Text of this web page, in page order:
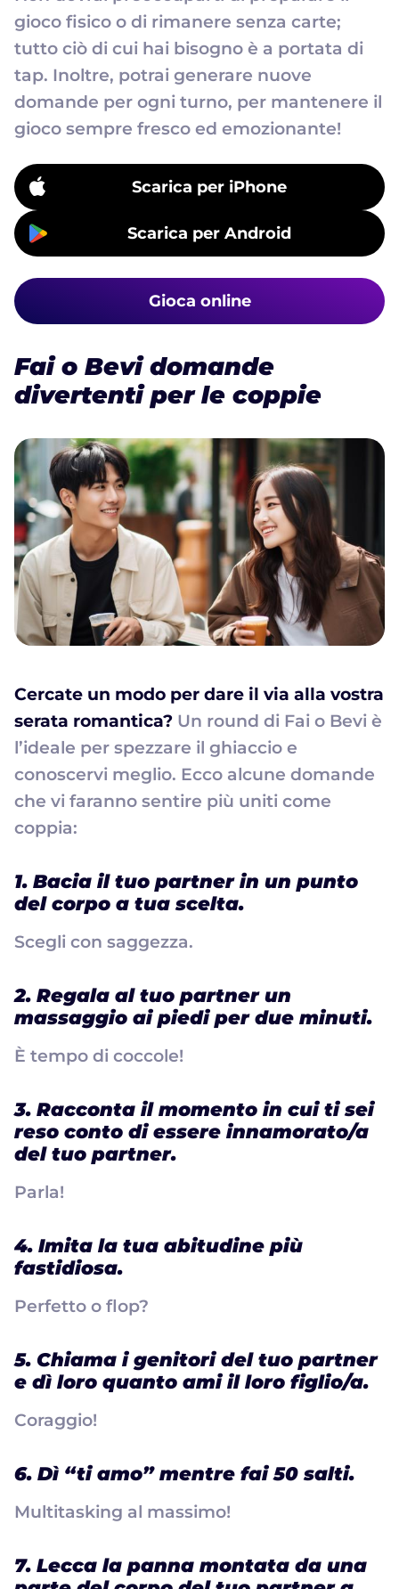
gioco fisico o di rimanere senza carte;
tutto ciò di cui hai bisogno è a portata di
tap. Inoltre, potrai generare nuove
domande per ogni turno, per mantenere il
gioco sempre fresco ed emozionante!
Scarica per iPhone
Scarica per Android
Gioca online
Fai o Bevi domande
divertenti per le coppie
Cercate un modo per dare il via alla vostra
serata romantica? Un round di Fai o Bevi è
l’ideale per spezzare il ghiaccio e
conoscervi meglio. Ecco alcune domande
che vi faranno sentire più uniti come
coppia:
1. Bacia il tuo partner in un punto
del corpo a tua scelta.
Scegli con saggezza.
2. Regala al tuo partner un
massaggio ai piedi per due minuti.
È tempo di coccole!
3. Racconta il momento in cui ti sei
reso conto di essere innamorato/a
del tuo partner.
Parla!
4. Imita la tua abitudine più
fastidiosa.
Perfetto o flop?
5. Chiama i genitori del tuo partner
e dì loro quanto ami il loro figlio/a.
Coraggio!
6. Dì “ti amo” mentre fai 50 salti.
Multitasking al massimo!
7. Lecca la panna montata da una